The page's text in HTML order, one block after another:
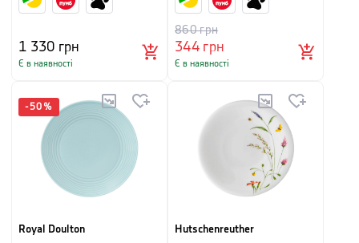
1 330 грн
Є в наявності
344грн
860грн
Є в наявності
-50 %
Royal Doulton
Hutschenreuther